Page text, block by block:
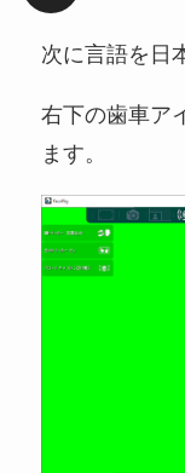
次に言語を日
右下の歯車ア
ます。